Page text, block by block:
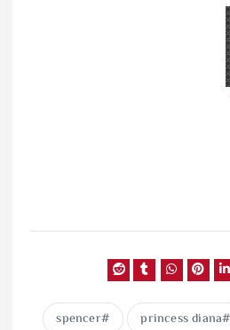
princess diana
spencer